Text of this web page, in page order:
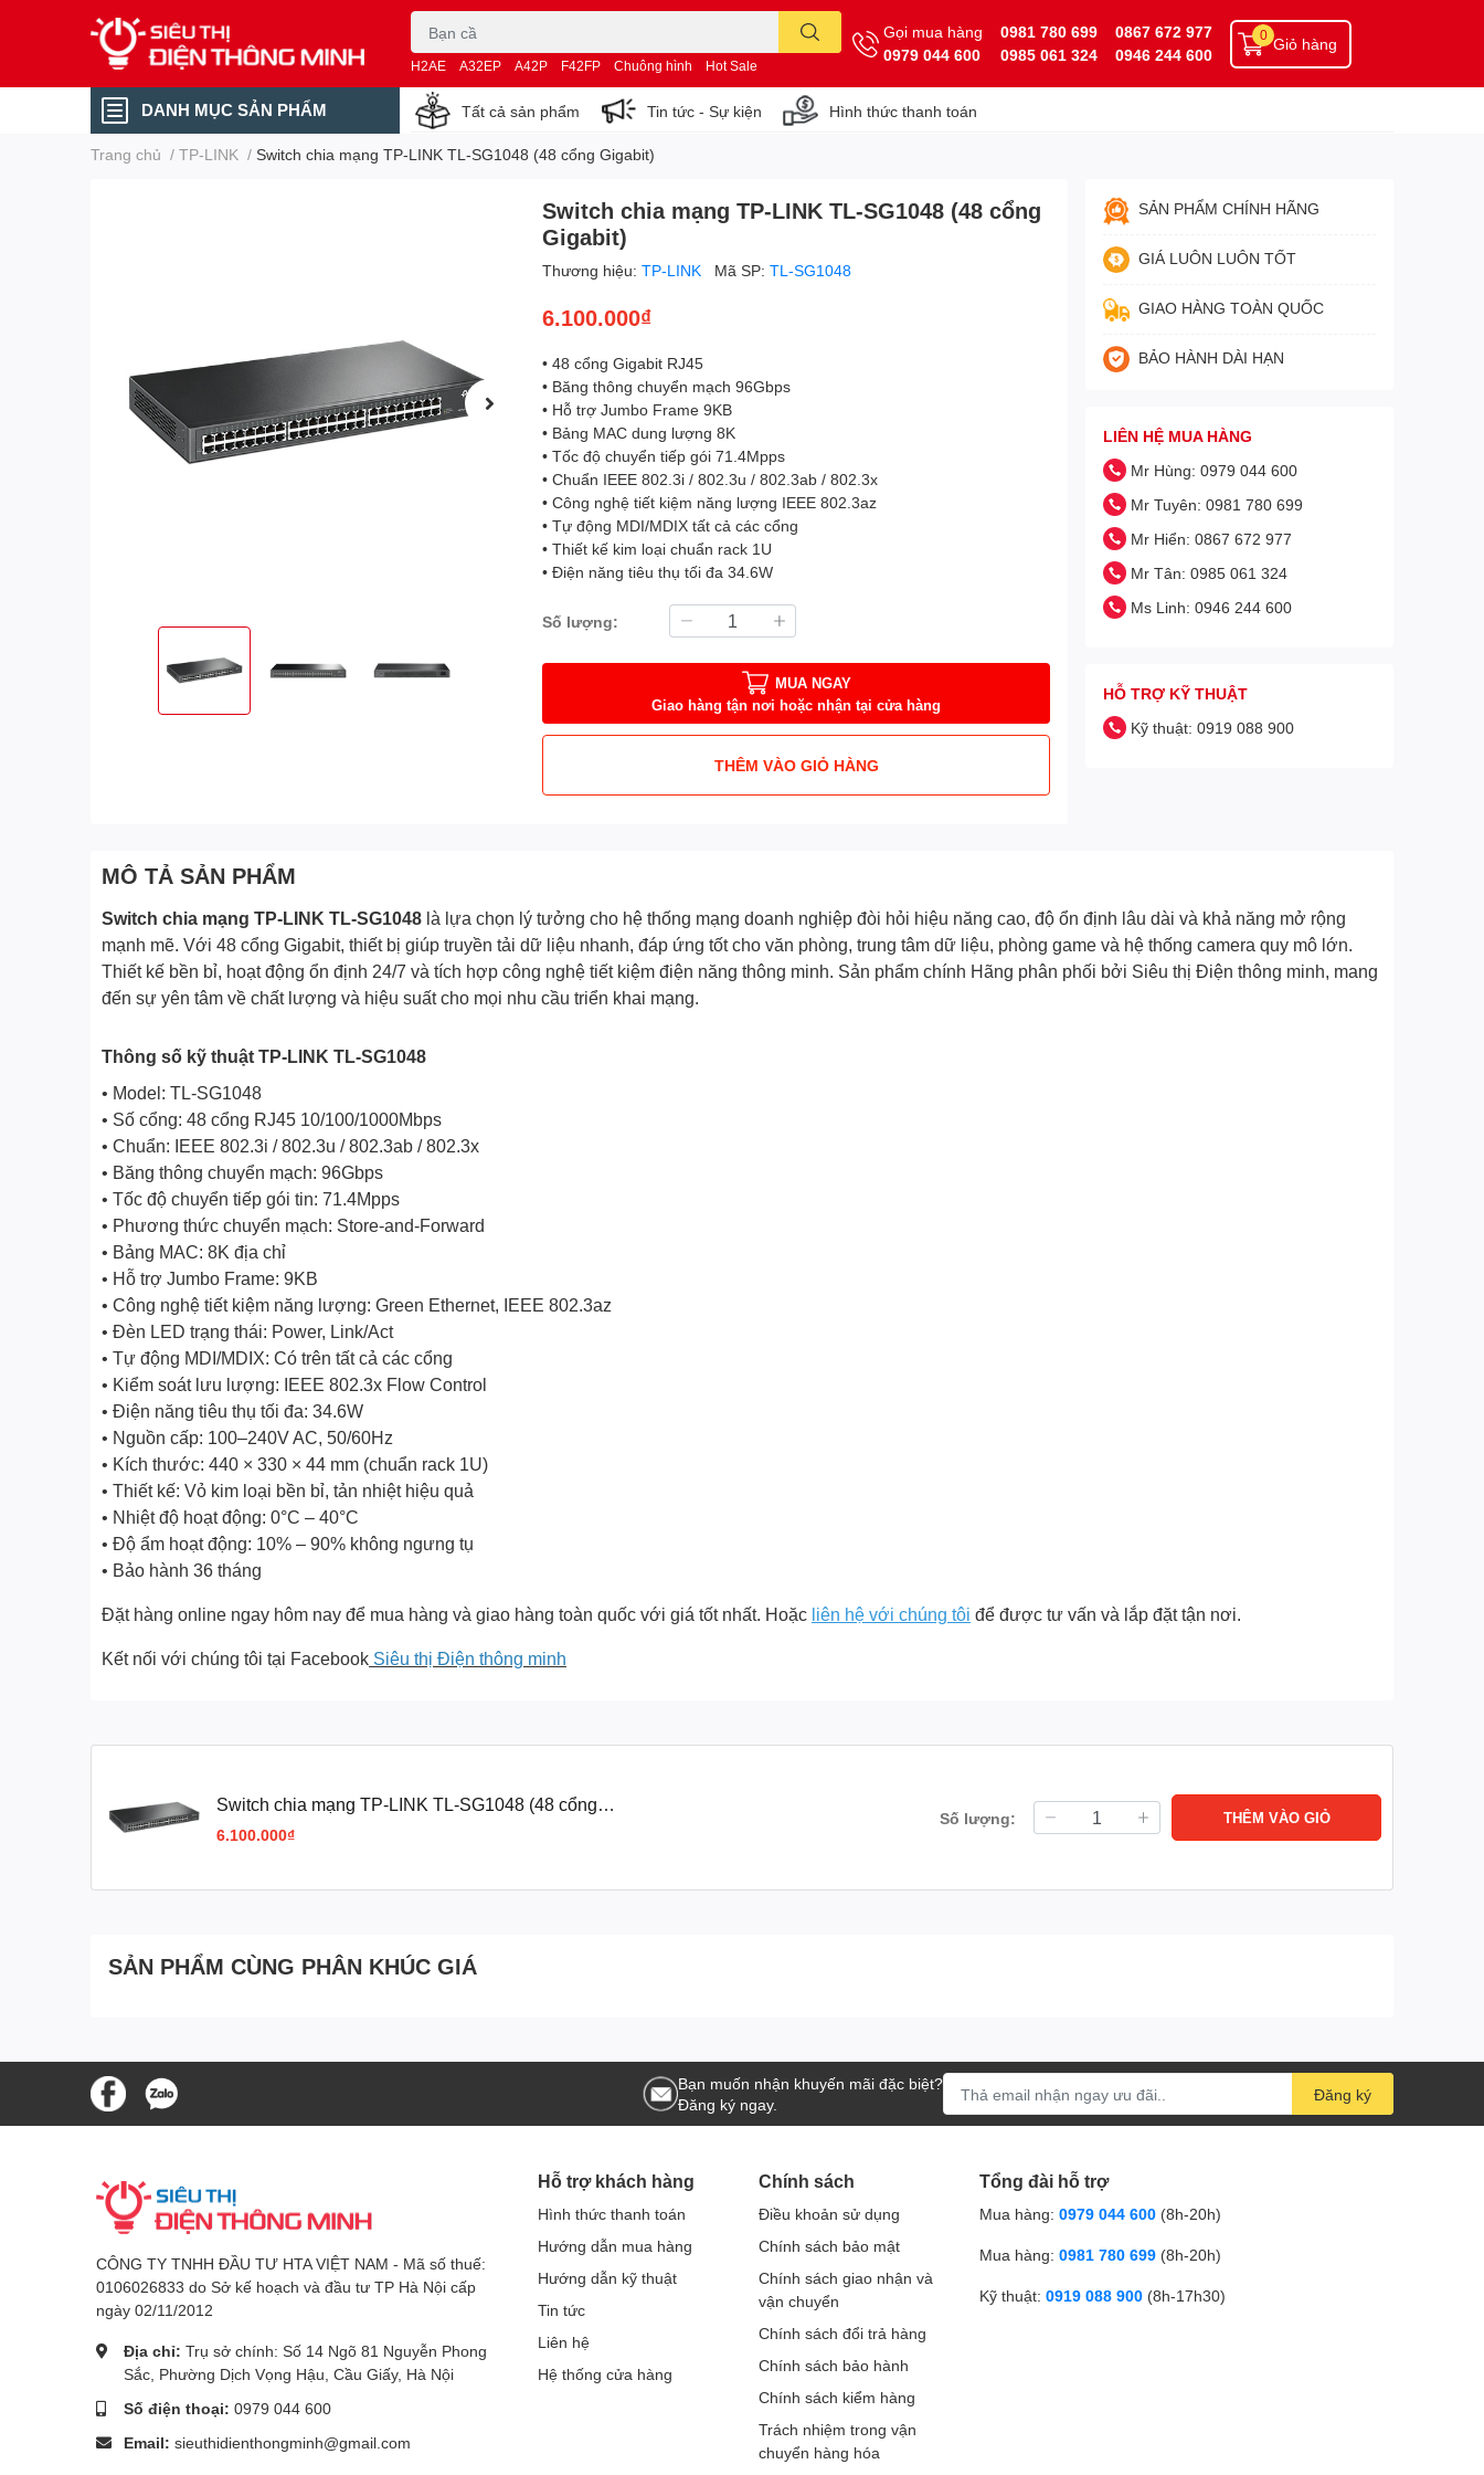
H2AE A32EP A42P F42FP Chuông hình Hot Sale
Gọi mua hàng
0979 044 600
0981 780 699
0985 061 324
0867 672 977
0946 244 600
Giỏ hàng
0
DANH MỤC SẢN PHẨM Tất cả sản phẩm Tin tức - Sự kiện Hình thức thanh toán
Trang chủ / TP-LINK / Switch chia mạng TP-LINK TL-SG1048 (48 cổng Gigabit)
Switch chia mạng TP-LINK TL-SG1048 (48 cổng
Gigabit)
Thương hiệu:TP-LINK Mã SP:TL-SG1048
6.100.000₫
• 48 cổng Gigabit RJ45
• Băng thông chuyển mạch 96Gbps
• Hỗ trợ Jumbo Frame 9KB
• Bảng MAC dung lượng 8K
• Tốc độ chuyển tiếp gói 71.4Mpps
• Chuẩn IEEE 802.3i / 802.3u / 802.3ab / 802.3x
• Công nghệ tiết kiệm năng lượng IEEE 802.3az
• Tự động MDI/MDIX tất cả các cổng
• Thiết kế kim loại chuẩn rack 1U
• Điện năng tiêu thụ tối đa 34.6W
Số lượng:
MUA NGAY
Giao hàng tận nơi hoặc nhận tại cửa hàng
THÊM VÀO GIỎ HÀNG
SẢN PHẨM CHÍNH HÃNG
GIÁ LUÔN LUÔN TỐT
GIAO HÀNG TOÀN QUỐC
BẢO HÀNH DÀI HẠN
LIÊN HỆ MUA HÀNG
Mr Hùng: 0979 044 600
Mr Tuyên: 0981 780 699
Mr Hiển: 0867 672 977
Mr Tân: 0985 061 324
Ms Linh: 0946 244 600
HỖ TRỢ KỸ THUẬT
Kỹ thuật: 0919 088 900
MÔ TẢ SẢN PHẨM
Switch chia mạng TP-LINK TL-SG1048 là lựa chọn lý tưởng cho hệ thống mạng doanh nghiệp đòi hỏi hiệu năng cao, độ ổn định lâu dài và khả năng mở rộng
mạnh mẽ. Với 48 cổng Gigabit, thiết bị giúp truyền tải dữ liệu nhanh, đáp ứng tốt cho văn phòng, trung tâm dữ liệu, phòng game và hệ thống camera quy mô lớn.
Thiết kế bền bỉ, hoạt động ổn định 24/7 và tích hợp công nghệ tiết kiệm điện năng thông minh. Sản phẩm chính Hãng phân phối bởi Siêu thị Điện thông minh, mang
đến sự yên tâm về chất lượng và hiệu suất cho mọi nhu cầu triển khai mạng.
Thông số kỹ thuật TP-LINK TL-SG1048
• Model: TL-SG1048
• Số cổng: 48 cổng RJ45 10/100/1000Mbps
• Chuẩn: IEEE 802.3i / 802.3u / 802.3ab / 802.3x
• Băng thông chuyển mạch: 96Gbps
• Tốc độ chuyển tiếp gói tin: 71.4Mpps
• Phương thức chuyển mạch: Store-and-Forward
• Bảng MAC: 8K địa chỉ
• Hỗ trợ Jumbo Frame: 9KB
• Công nghệ tiết kiệm năng lượng: Green Ethernet, IEEE 802.3az
• Đèn LED trạng thái: Power, Link/Act
• Tự động MDI/MDIX: Có trên tất cả các cổng
• Kiểm soát lưu lượng: IEEE 802.3x Flow Control
• Điện năng tiêu thụ tối đa: 34.6W
• Nguồn cấp: 100–240V AC, 50/60Hz
• Kích thước: 440 × 330 × 44 mm (chuẩn rack 1U)
• Thiết kế: Vỏ kim loại bền bỉ, tản nhiệt hiệu quả
• Nhiệt độ hoạt động: 0°C – 40°C
• Độ ẩm hoạt động: 10% – 90% không ngưng tụ
• Bảo hành 36 tháng
Đặt hàng online ngay hôm nay để mua hàng và giao hàng toàn quốc với giá tốt nhất. Hoặc liên hệ với chúng tôi để được tư vấn và lắp đặt tận nơi.
Kết nối với chúng tôi tại Facebook Siêu thị Điện thông minh
Switch chia mạng TP-LINK TL-SG1048 (48 cổng
Gigabit)
6.100.000₫
Số lượng: THÊM VÀO GIỎ
SẢN PHẨM CÙNG PHÂN KHÚC GIÁ
Bạn muốn nhận khuyến mãi đặc biệt?
Đăng ký ngay.
Đăng ký
CÔNG TY TNHH ĐẦU TƯ HTA VIỆT NAM - Mã số thuế:
0106026833 do Sở kế hoạch và đầu tư TP Hà Nội cấp
ngày 02/11/2012
Địa chỉ: Trụ sở chính: Số 14 Ngõ 81 Nguyễn Phong
Sắc, Phường Dịch Vọng Hậu, Cầu Giấy, Hà Nội
Số điện thoại: 0979 044 600
Email: sieuthidienthongminh@gmail.com
Hỗ trợ khách hàng
Hình thức thanh toán
Hướng dẫn mua hàng
Hướng dẫn kỹ thuật
Tin tức
Liên hệ
Hệ thống cửa hàng
Chính sách
Điều khoản sử dụng
Chính sách bảo mật
Chính sách giao nhận và
vận chuyển
Chính sách đổi trả hàng
Chính sách bảo hành
Chính sách kiểm hàng
Trách nhiệm trong vận
chuyển hàng hóa
Tổng đài hỗ trợ
Mua hàng: 0979 044 600 (8h-20h)
Mua hàng: 0981 780 699 (8h-20h)
Kỹ thuật: 0919 088 900 (8h-17h30)